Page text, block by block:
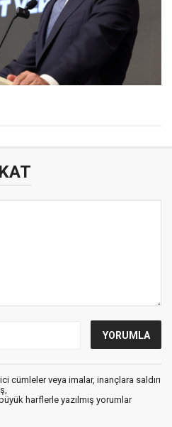
cümleler veya imalar, inançlara saldırı
harflerle yazılmış yorumlar